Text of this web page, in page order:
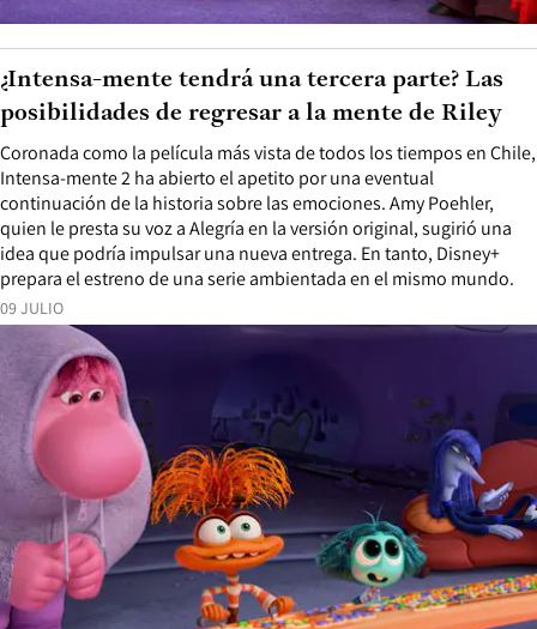
09 JULIO
Coronada como la película más vista de todos los tiempos en Chile,
Intensa-mente 2 ha abierto el apetito por una eventual
continuación de la historia sobre las emociones. Amy Poehler,
quien le presta su voz a Alegría en la versión original, sugirió una
idea que podría impulsar una nueva entrega. En tanto, Disney+
prepara el estreno de una serie ambientada en el mismo mundo.
¿Intensa-mente tendrá una tercera parte? Las
posibilidades de regresar a la mente de Riley